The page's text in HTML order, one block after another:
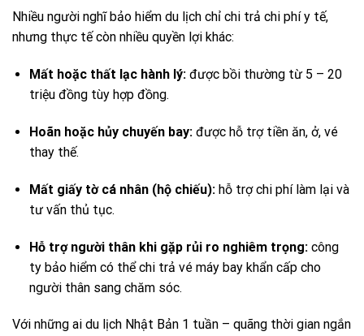
Nhiều người nghĩ bảo hiểm du lịch chỉ chi trả chi phí y tế,
nhưng thực tế còn nhiều quyền lợi khác:
Mất hoặc thất lạc hành lý:được bồi thường từ 5 – 20
triệu đồng tùy hợp đồng.
Hoãn hoặc hủy chuyến bay:được hỗ trợ tiền ăn, ở, vé
thay thế.
Mất giấy tờ cá nhân (hộ chiếu):hỗ trợ chi phí làm lại và
tư vấn thủ tục.
Hỗ trợ người thân khi gặp rủi ro nghiêm trọng:công
ty bảo hiểm có thể chi trả vé máy bay khẩn cấp cho
người thân sang chăm sóc.
Với những ai du lịch Nhật Bản 1 tuần – quãng thời gian ngắn